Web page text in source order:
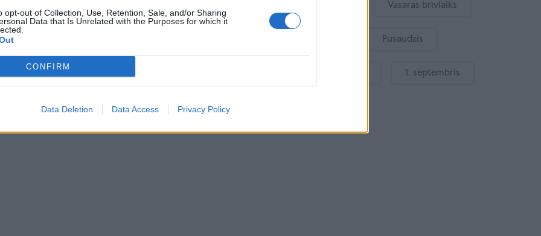
opt-out of Collection, Use, Retention, Sale, and/or Sharing
Data that Is Unrelated with the Purposes for which it
CONFIRM
Data Deletion Data Access Privacy Policy
Vasaras brīvlaiks
Pusaudzis
1. septembris